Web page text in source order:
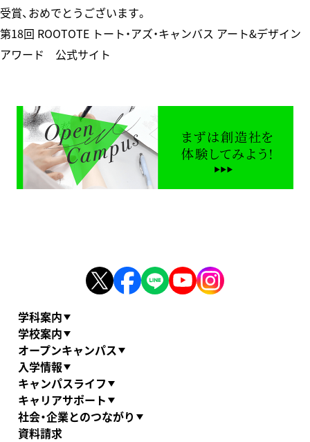
受賞、おめでとうございます。
第18回 ROOTOTE トート・アズ・キャンバス アート&デザイン
アワード 公式サイト
学科案内
学校案内
オープンキャンパス
入学情報
キャンパスライフ
キャリアサポート
社会・企業とのつながり
資料請求